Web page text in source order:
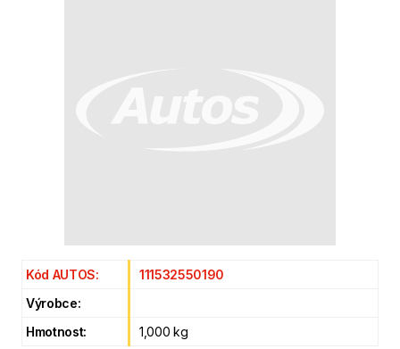
Kód AUTOS:
111532550190
Výrobce:
Hmotnost:
1,000 kg